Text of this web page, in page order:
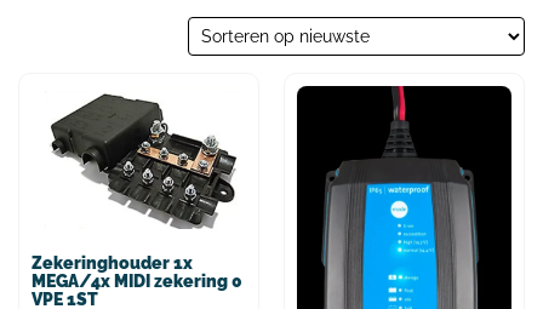
Zekeringhouder 1x
MEGA/4x MIDI zekering 0
VPE 1ST